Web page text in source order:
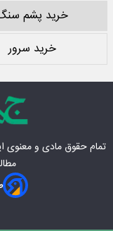
خرید پشم
خرید سرور
تمام حقوق مادی‌ و معنوی